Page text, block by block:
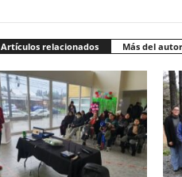
Artículos relacionados Más del autor